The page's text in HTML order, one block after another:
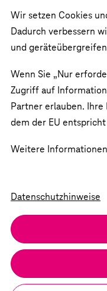
Wir setzen Cookies
Dadurch verbessern
und
Wenn Sie „Nur
Zugriff auf
Partner erlauben.
dem der EU
Weitere
Datenschutzhinweise